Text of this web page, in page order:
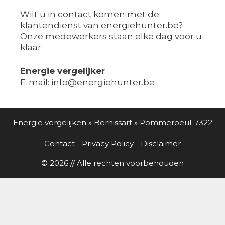
Wilt u in contact komen met de
klantendienst van energiehunter.be?
Onze medewerkers staan elke dag voor u
klaar.
Energie vergelijker
E-mail: info@energiehunter.be
Energie vergelijken » Bernissart» Pommeroeul-7322
Contact - Privacy Policy - Disclaimer
© 2026 // Alle rechten voorbehouden